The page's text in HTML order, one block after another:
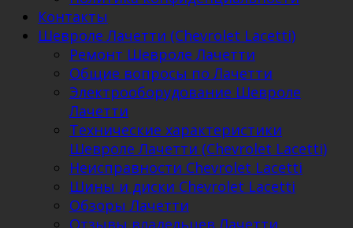
Контакты
Шевроле Лачетти (Chevrolet Lacetti)
Ремонт Шевроле Лачетти
Общие вопросы по Лачетти
Электрооборудование Шевроле
Лачетти
Технические характеристики
Шевроле Лачетти (Chevrolet Lacetti)
Неисправности Chevrolet Lacetti
Шины и диски Chevrolet Lacetti
Обзоры Лачетти
Отзывы владельцев Лачетти